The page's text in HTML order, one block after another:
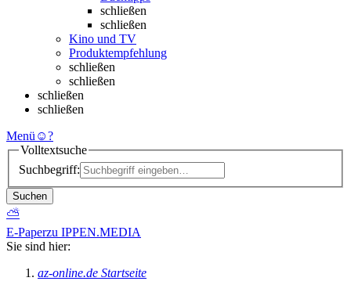
schließen
schließen
Kino und TV
Produktempfehlung
schließen
schließen
schließen
schließen
Menü ☺?
Volltextsuche
Suchbegriff:
Suchen
⛅
E-Paperzu IPPEN.MEDIA
Sie sind hier:
az-online.de Startseite